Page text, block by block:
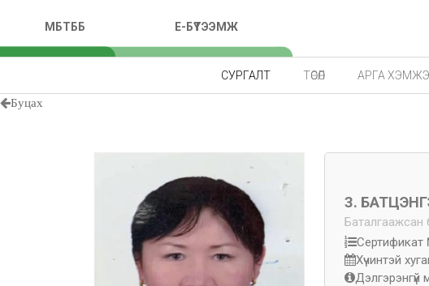
МБТББ E-БҮТЭЭМЖ
СУРГАЛТ ТӨСӨЛ АРГА
Буцах
З.
Баталгаажсан
Сертификат
Хүчинтэй